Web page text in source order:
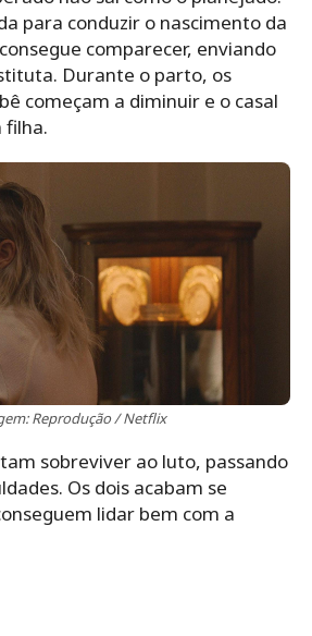
para conduzir o nascimento da
comparecer, enviando
Durante o parto, os
começam a diminuir e o casal
filha.
Reprodução / Netflix
sobreviver ao luto, passando
Os dois acabam se
lidar bem com a